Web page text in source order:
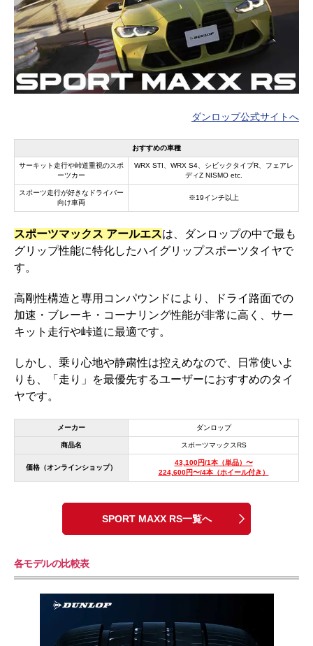
ダンロップ公式サイトへ
おすすめの車種
サーキット走行や峠道重視のスポ
ーツカー
WRX STI、WRX S4、シビックタイプR、フェアレ
ディZ NISMO etc.
スポーツ走行が好きなドライバー
向け車両
※19インチ以上
スポーツマックス アールエスは、ダンロップの中で最も
グリップ性能に特化したハイグリップスポーツタイヤで
す。
高剛性構造と専用コンパウンドにより、ドライ路面での
加速・ブレーキ・コーナリング性能が非常に高く、サー
キット走行や峠道に最適です。
しかし、乗り心地や静粛性は控えめなので、日常使いよ
りも、「走り」を最優先するユーザーにおすすめのタイ
ヤです。
メーカー ダンロップ
商品名 スポーツマックスRS
価格（オンラインショップ）
43,100円/1本（単品）〜
224,600円〜/4本（ホイール付き）
SPORT MAXX RS一覧へ
各モデルの比較表